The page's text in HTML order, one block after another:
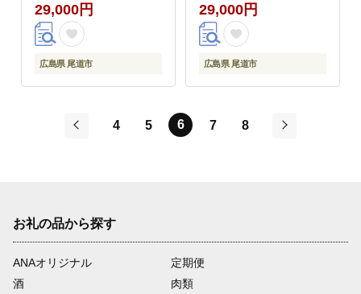
29,000円
広島県 尾道市
29,000円
広島県 尾道市
4 5 6 7
8
お礼の品から探す
ANAオリジナル
定期便
酒
肉類